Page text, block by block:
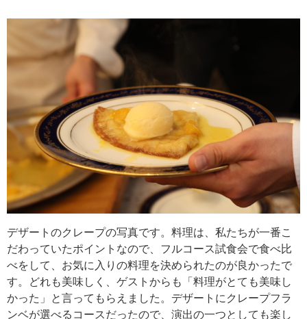
デザートのクレープの写真です。料理は、私たちが一番こ
だわっていたポイントなので、フルコース試食会で食べ比
べをして、お気に入りの料理を決められたのが良かったで
す。どれも美味しく、ゲストからも「料理がとても美味し
かった」と言ってもらえました。デザートにクレープフラ
ンベが選べるコースだったので、演出の一つとしても楽し